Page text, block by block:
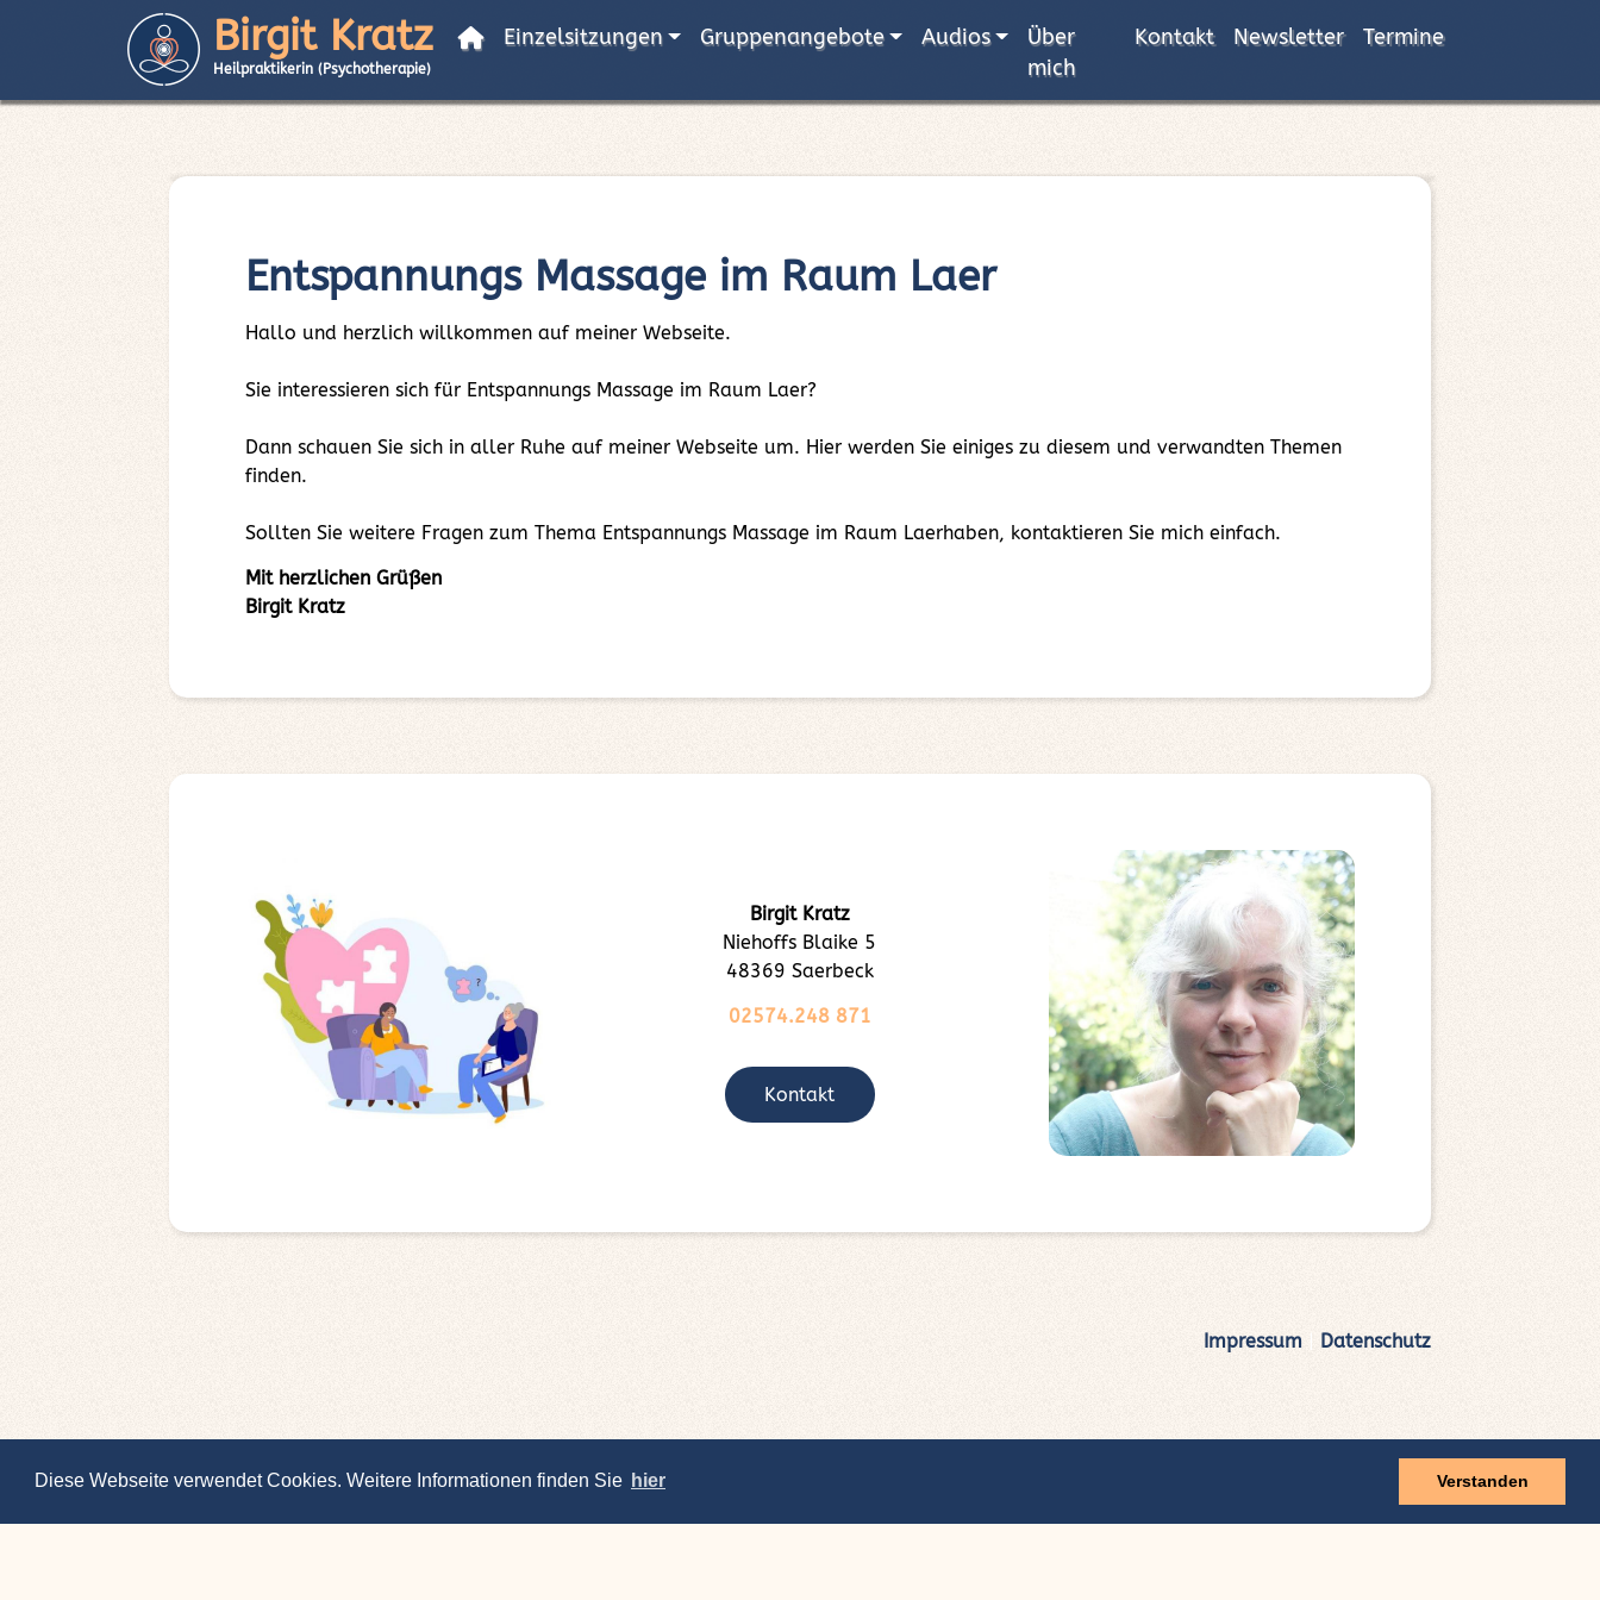
Diese Webseite verwendet Cookies. Weitere Informationen finden Sie hier Verstanden
Birgit Kratz
Heilpraktikerin (Psychotherapie)
Einzelsitzungen Gruppenangebote Audios
Über
mich
Kontakt Newsletter Termine
Entspannungs Massage im Raum Laer
Hallo und herzlich willkommen auf meiner Webseite.
Sie interessieren sich für Entspannungs Massage im Raum Laer?
Dann schauen Sie sich in aller Ruhe auf meiner Webseite um. Hier werden Sie einiges zu diesem und verwandten Themen
finden.
Sollten Sie weitere Fragen zum Thema Entspannungs Massage im Raum Laerhaben, kontaktieren Sie mich einfach.
Mit herzlichen Grüßen
Birgit Kratz
Birgit Kratz
Niehoffs Blaike 5
48369 Saerbeck
02574.248 871
Kontakt
Impressum Datenschutz